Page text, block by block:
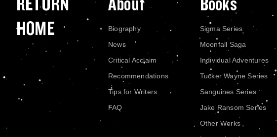
HOME
Biography
News
Critical Acclaim
Recommendations
Tips for Writers
FAQ
Sigma Series
Moonfall Saga
Individual Adventures
Tucker Wayne Series
Sanguines Series
Jake Ransom Series
Other Works